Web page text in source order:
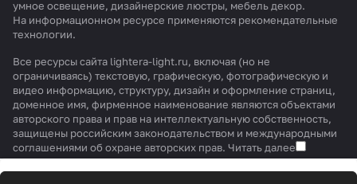
умное освещение, дизайнерские люстры, мебель декор.
На информационном ресурсе применяются рекомендательные
технологии.
Все ресурсы сайта lightera-light.ru, включая (но не
ограничиваясь) текстовую, графическую, фотографическую и
видео информацию, структуру, дизайн и оформление страниц,
доменное имя, фирменное наименование являются объектами
авторского права и прав на интеллектуальную собственность,
защищены российским законодательством и международными
соглашениями об охране авторских прав. Читать далее